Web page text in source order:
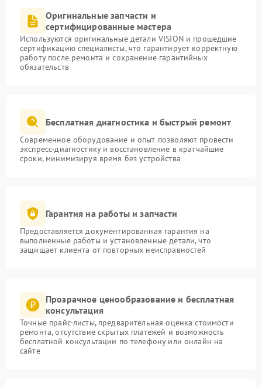
Оригинальные запчасти и
сертифицированные мастера
Используются оригинальные детали VISION и прошедшие
сертификацию специалисты, что гарантирует корректную
работу после ремонта и сохранение гарантийных
обязательств
Бесплатная диагностика и быстрый ремонт
Современное оборудование и опыт позволяют провести
экспресс-диагностику и восстановление в кратчайшие
сроки, минимизируя время без устройства
Гарантия на работы и запчасти
Предоставляется документированная гарантия на
выполненные работы и установленные детали, что
защищает клиента от повторных неисправностей
Прозрачное ценообразование и бесплатная
консультация
Точные прайс-листы, предварительная оценка стоимости
ремонта, отсутствие скрытых платежей и возможность
бесплатной консультации по телефону или онлайн на
сайте